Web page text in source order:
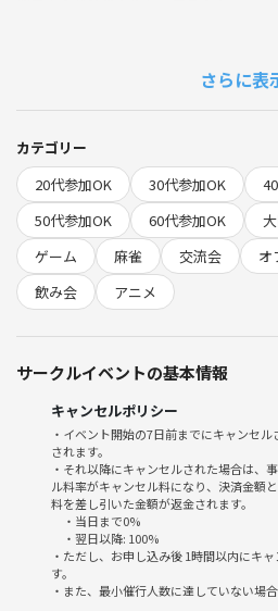
★詳細★
11月29日土曜日
JR東海道本線塚本駅(梅田から1駅)
各駅しか止まりません
パーティスペース スマイル
受付 11:30 終了 22:30
前回の第1回は 満員御礼 ありがとう
参加者25名 女性4名 男性21名でした
初参加 17名でした。
25人ほど収容出来るキッチン付きの
レンタルルームを終日貸し切っています。
さらに表
カテゴリー
20代参加OK
30代参加OK
50代参加OK
60代参加OK
ゲーム
麻雀 交流会 オ
飲み会
アニメ
サークルイベントの基本情報
キャンセルポリシー
・イベント開始の7日前までにキャンセ
されます。
・それ以降にキャンセルされた場合は、
ル料率がキャンセル料になり、決済金額
料を差し引いた金額が返金されます。
・当日まで0%
・翌日以降: 100%
・ただし、お申し込み後 1時間以内にキ
す。
・また、最小催行人数に達していない場